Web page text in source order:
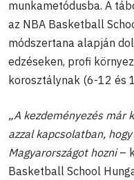
munkametódusba. A
az NBA Basketball
módszertana alapján
edzéseken, profi
korosztálynak (6-12 és
„A kezdeményezés
azzal kapcsolatban,
Magyarországot hozni–
Basketball School